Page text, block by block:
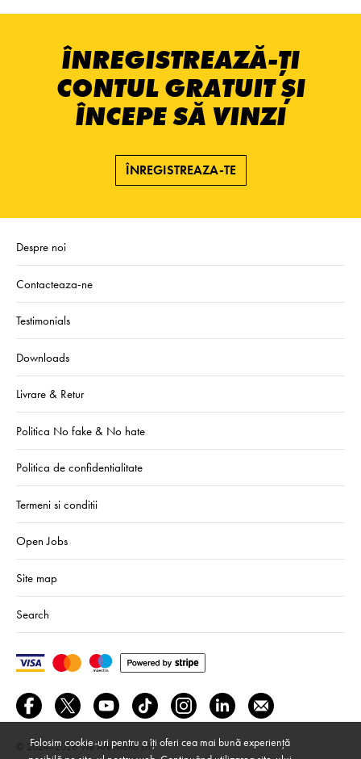
ÎNREGISTREAZĂ-ȚI
CONTUL GRATUIT ȘI
ÎNCEPE SĂ VINZI
ÎNREGISTREAZA-TE
Despre noi
Contacteaza-ne
Testimonials
Downloads
Livrare & Retur
Politica No fake & No hate
Politica de confidentialitate
Termeni si conditii
Open Jobs
Site map
Search
© 2024–2026 We Are Mono srl
Folosim cookie-uri pentru a îți oferi cea mai bună experiență